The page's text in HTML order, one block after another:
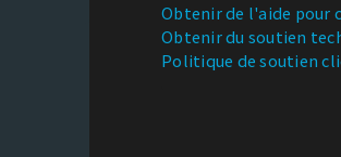
Obtenir de l'aide pour
Obtenir du soutien
Politique de soutien